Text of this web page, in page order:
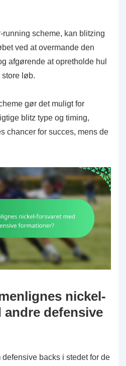
running scheme, kan blitzing
ved at overmande den
afgørende at opretholde hul
store løb.
gør det muligt for
blitz type og timing,
chancer for succes, mens de
nickel-
defensive
backs i stedet for de